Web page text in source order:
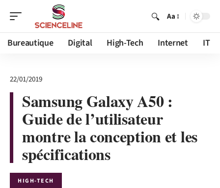
Aa
Bureautique Digital High-Tech Internet IT
22/01/2019
Samsung Galaxy A50 :
Guide de l’utilisateur
montre la conception et les
spécifications
HIGH-TECH